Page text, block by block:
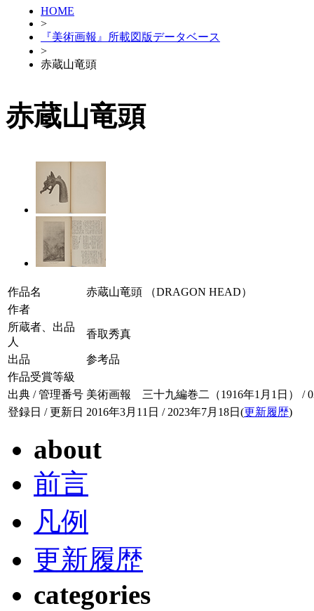
HOME
>
『美術画報』所載図版データベース
>
赤蔵山竜頭
赤蔵山竜頭
作品名
赤蔵山竜頭 （DRAGON HEAD）
作者
所蔵者、出品
人
香取秀真
出品
参考品
作品受賞等級
出典 / 管理番号 美術画報 三十九編巻二（1916年1月1日） /
登録日 / 更新日 2016年3月11日 / 2023年7月18日(更新履歴)
about
前言
凡例
更新履歴
categories